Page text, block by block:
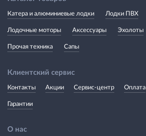
Катера и алюминиевые лодки Лодки ПВХ
Лодочные моторы Аксессуары Эхолоты
Прочая техника Сапы
Клиентский сервис
Контакты Акции Сервис-центр Оплата
Гарантии
О нас